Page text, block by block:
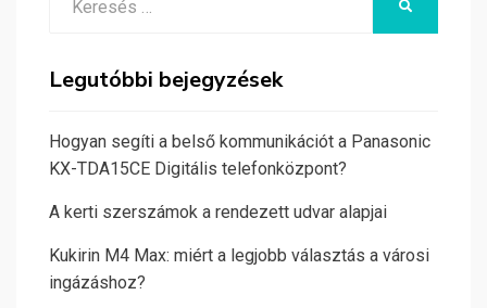
Legutóbbi bejegyzések
Hogyan segíti a belső kommunikációt a Panasonic
KX-TDA15CE Digitális telefonközpont?
A kerti szerszámok a rendezett udvar alapjai
Kukirin M4 Max: miért a legjobb választás a városi
ingázáshoz?